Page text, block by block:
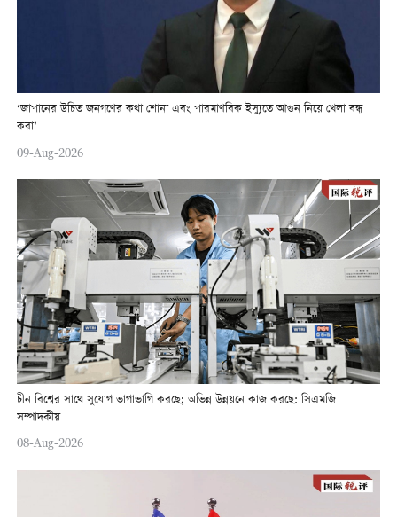
‘জাপানের উচিত জনগণের কথা শোনা এবং পারমাণবিক ইস্যুতে আগুন নিয়ে খেলা বন্ধ
করা’
09-Aug-2026
চীন বিশ্বের সাথে সুযোগ ভাগাভাগি করছে; অভিন্ন উন্নয়নে কাজ করছে: সিএমজি
সম্পাদকীয়
08-Aug-2026